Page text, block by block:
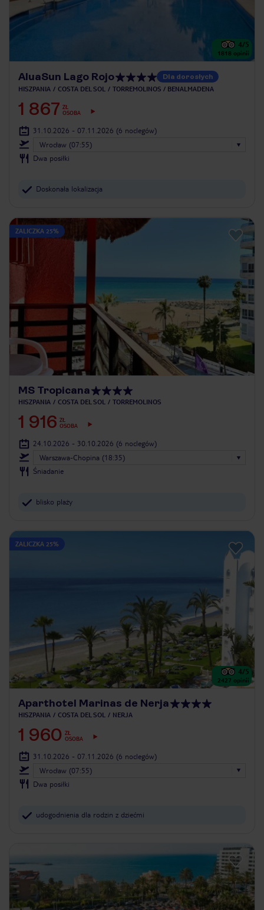
4/5
1818 opinii
AluaSun Lago Rojo Dla dorosłych
HISZPANIA COSTA DEL SOL TORREMOLINOS / BENALMADENA
1 867 ZŁ
OSOBA
31.10.2026 - 07.11.2026 (6 noclegów)
Wrocław (07:55)
Dwa posiłki
Doskonała lokalizacja
ZALICZKA 25%
MS Tropicana
HISZPANIA COSTA DEL SOL TORREMOLINOS
1 916 ZŁ
OSOBA
24.10.2026 - 30.10.2026 (6 noclegów)
Warszawa-Chopina (18:35)
Śniadanie
blisko plaży
ZALICZKA 25%
4/5
2427 opinii
Aparthotel Marinas de Nerja
HISZPANIA COSTA DEL SOL NERJA
1 960 ZŁ
OSOBA
31.10.2026 - 07.11.2026 (6 noclegów)
Wrocław (07:55)
Dwa posiłki
udogodnienia dla rodzin z dziećmi